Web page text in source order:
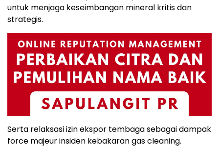
untuk menjaga keseimbangan mineral kritis dan
strategis.
Serta relaksasi izin ekspor tembaga sebagai dampak
force majeur insiden kebakaran gas cleaning.